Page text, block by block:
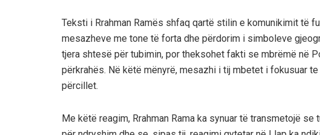
Teksti i Rrahman Ramës shfaq qartë stilin e komunikimit të
mesazheve me tone të forta dhe përdorim i simboleve
tjera shtesë për tubimin, por theksohet fakti se mbrëmë në
përkrahës. Në këtë mënyrë, mesazhi i tij mbetet i fokusuar
përcillet.
Me këtë reagim, Rrahman Rama ka synuar të transmetojë